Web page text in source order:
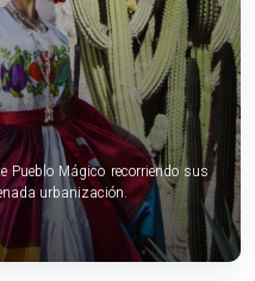
Pueblo Mágico recorriendo sus
urbanización.